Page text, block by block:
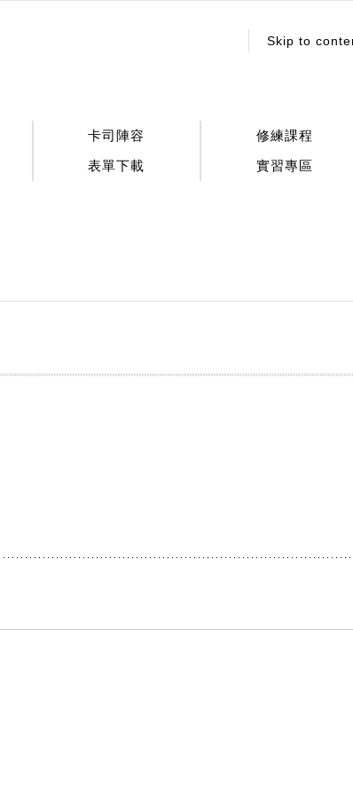
Skip to
卡司陣容 修練課程
表單下載 實習專區